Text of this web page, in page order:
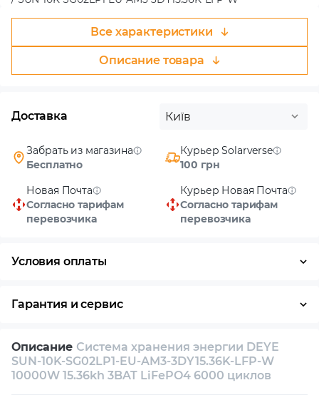
Все характеристики
Описание товара
Доставка Київ
Забрать из магазина
Бесплатно
Курьер Solarverse
100 грн
Новая Почта
Согласно тарифам
перевозчика
Курьер Новая Почта
Согласно тарифам
перевозчика
Условия оплаты
Гарантия и сервис
Собственный сервисный центр
Техническая поддержка Консультация
Описание Система хранения энергии DEYE
SUN-10K-SG02LP1-EU-AM3-3DY15.36K-LFP-W
10000W 15.36kh 3BAT LiFePO4 6000 циклов